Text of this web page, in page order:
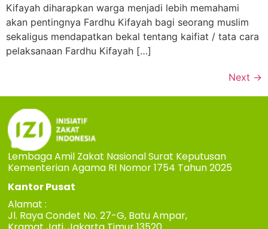
Kifayah diharapkan warga menjadi lebih memahami
akan pentingnya Fardhu Kifayah bagi seorang muslim
sekaligus mendapatkan bekal tentang kaifiat / tata cara
pelaksanaan Fardhu Kifayah […]
Next →
Lembaga Amil Zakat Nasional Surat Keputusan
Kementerian Agama RI Nomor 1754 Tahun 2025
Kantor Pusat
Alamat :
Jl. Raya Condet No. 27-G, Batu Ampar,